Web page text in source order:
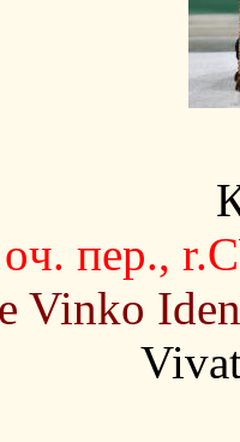
пер.,
Vinko